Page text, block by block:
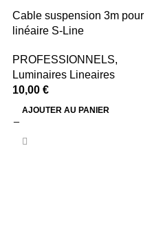
Cable suspension 3m pour
linéaire S-Line
PROFESSIONNELS,
Luminaires Lineaires
10,00 €
AJOUTER AU PANIER